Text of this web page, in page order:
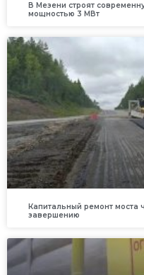
В Мезени строят
мощностью 3 МВт
Капитальный ремонт моста
завершению